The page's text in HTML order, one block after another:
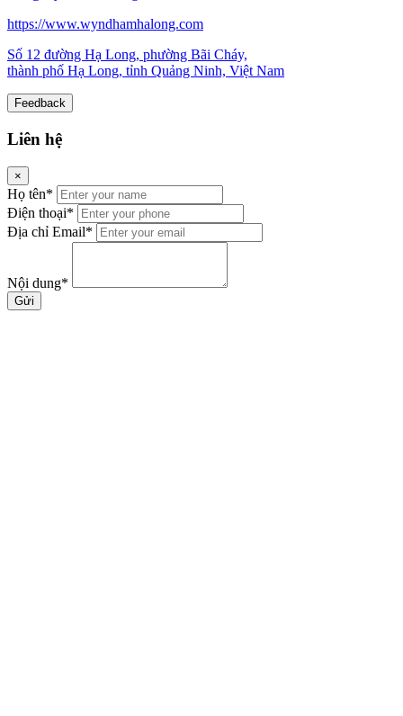
https://www.wyndhamhalong.com
Số 12 đường Hạ Long, phường Bãi Cháy,
thành phố Hạ Long, tỉnh Quảng Ninh, Việt Nam
Feedback
Liên hệ
×
Họ tên*
Điện thoại*
Địa chỉ Email*
Nội dung*
Gửi